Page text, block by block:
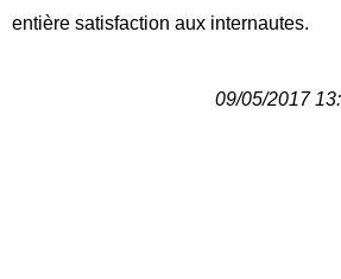
entière satisfaction aux internautes.
09/05/2017